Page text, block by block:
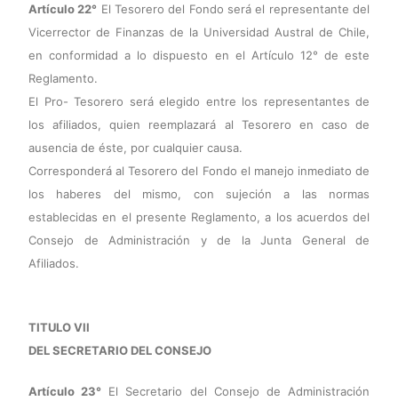
Artículo 22° El Tesorero del Fondo será el representante del
Vicerrector de Finanzas de la Universidad Austral de Chile,
en conformidad a lo dispuesto en el Artículo 12° de este
Reglamento.
El Pro- Tesorero será elegido entre los representantes de
los afiliados, quien reemplazará al Tesorero en caso de
ausencia de éste, por cualquier causa.
Corresponderá al Tesorero del Fondo el manejo inmediato de
los haberes del mismo, con sujeción a las normas
establecidas en el presente Reglamento, a los acuerdos del
Consejo de Administración y de la Junta General de
Afiliados.
TITULO VII
DEL SECRETARIO DEL CONSEJO
Artículo 23° El Secretario del Consejo de Administración